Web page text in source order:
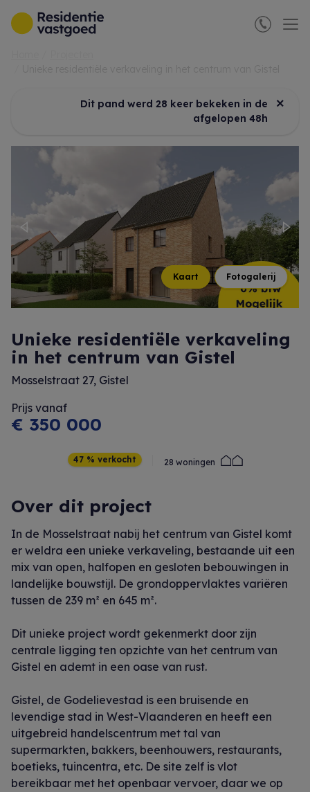
Menu overslaan en naar de inhoud gaan
Dit pand werd 28 keer bekeken in de
afgelopen 48h
×
Previous
Fotogalerij
Kaart
Unieke residentiële verkaveling
in het centrum van Gistel
Mosselstraat 27, Gistel
Prijs vanaf
€ 350 000
47 % verkocht 28 woningen
Over dit project
In de Mosselstraat nabij het centrum van Gistel komt
er weldra een unieke verkaveling, bestaande uit een
mix van open, halfopen en gesloten bebouwingen in
landelijke bouwstijl. De grondoppervlaktes variëren
tussen de 239 m² en 645 m².
Dit unieke project wordt gekenmerkt door zijn
centrale ligging ten opzichte van het centrum van
Gistel en ademt in een oase van rust.
Gistel, de Godelievestad is een bruisende en
levendige stad in West-Vlaanderen en heeft een
uitgebreid handelscentrum met tal van
supermarkten, bakkers, beenhouwers, restaurants,
boetieks, tuincentra, etc. De site zelf is vlot
bereikbaar met het openbaar vervoer, daar we op